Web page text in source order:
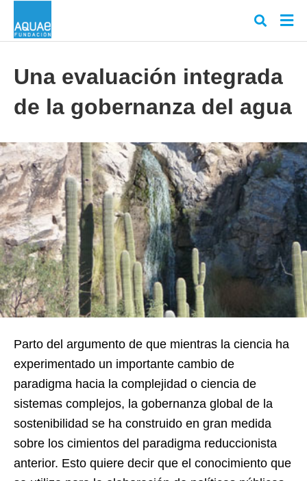
tu
y
en
Una evaluación integrada
de la gobernanza del agua
Parto del argumento de que mientras la ciencia ha
experimentado un importante cambio de
paradigma hacia la complejidad o ciencia de
sistemas complejos, la gobernanza global de la
sostenibilidad se ha construido en gran medida
sobre los cimientos del paradigma reduccionista
anterior. Esto quiere decir que el conocimiento que